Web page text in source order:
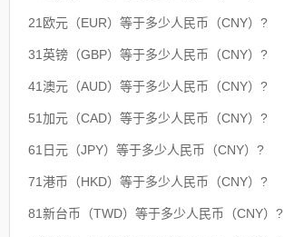
21欧元（EUR）等于多少人民币（CNY）?
31英镑（GBP）等于多少人民币（CNY）?
41澳元（AUD）等于多少人民币（CNY）?
51加元（CAD）等于多少人民币（CNY）?
61日元（JPY）等于多少人民币（CNY）?
71港币（HKD）等于多少人民币（CNY）?
81新台币（TWD）等于多少人民币（CNY）?